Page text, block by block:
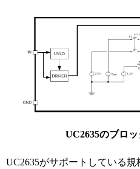
UC2635のブロ
UC2635がサポートしている規